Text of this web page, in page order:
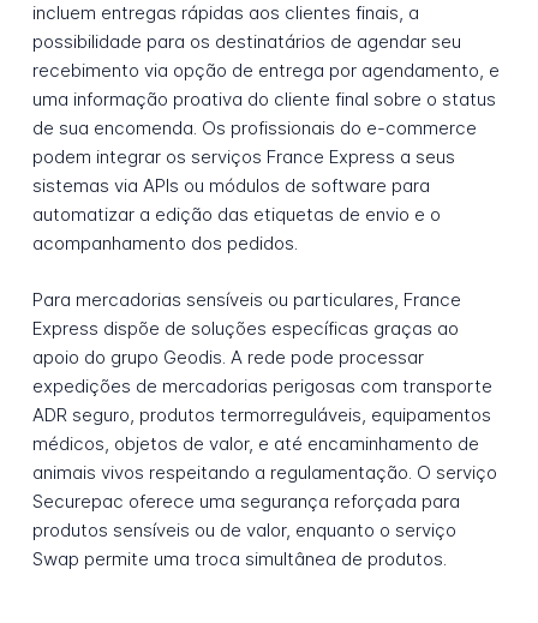
incluem entregas rápidas aos clientes finais, a
possibilidade para os destinatários de agendar seu
recebimento via opção de entrega por agendamento, e
uma informação proativa do cliente final sobre o status
de sua encomenda. Os profissionais do e-commerce
podem integrar os serviços France Express a seus
sistemas via APIs ou módulos de software para
automatizar a edição das etiquetas de envio e o
acompanhamento dos pedidos.
Para mercadorias sensíveis ou particulares, France
Express dispõe de soluções específicas graças ao
apoio do grupo Geodis. A rede pode processar
expedições de mercadorias perigosas com transporte
ADR seguro, produtos termorreguláveis, equipamentos
médicos, objetos de valor, e até encaminhamento de
animais vivos respeitando a regulamentação. O serviço
Securepac oferece uma segurança reforçada para
produtos sensíveis ou de valor, enquanto o serviço
Swap permite uma troca simultânea de produtos.